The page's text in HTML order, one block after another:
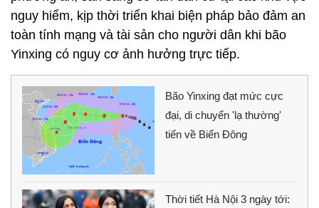
nguy hiểm, kịp thời triển khai biện pháp bảo đảm an
toàn tính mạng và tài sản cho người dân khi bão
Yinxing có nguy cơ ảnh hưởng trực tiếp.
Bão Yinxing đạt mức cực
đại, di chuyển 'lạ thường'
tiến về Biển Đông
Thời tiết Hà Nội 3 ngày tới: